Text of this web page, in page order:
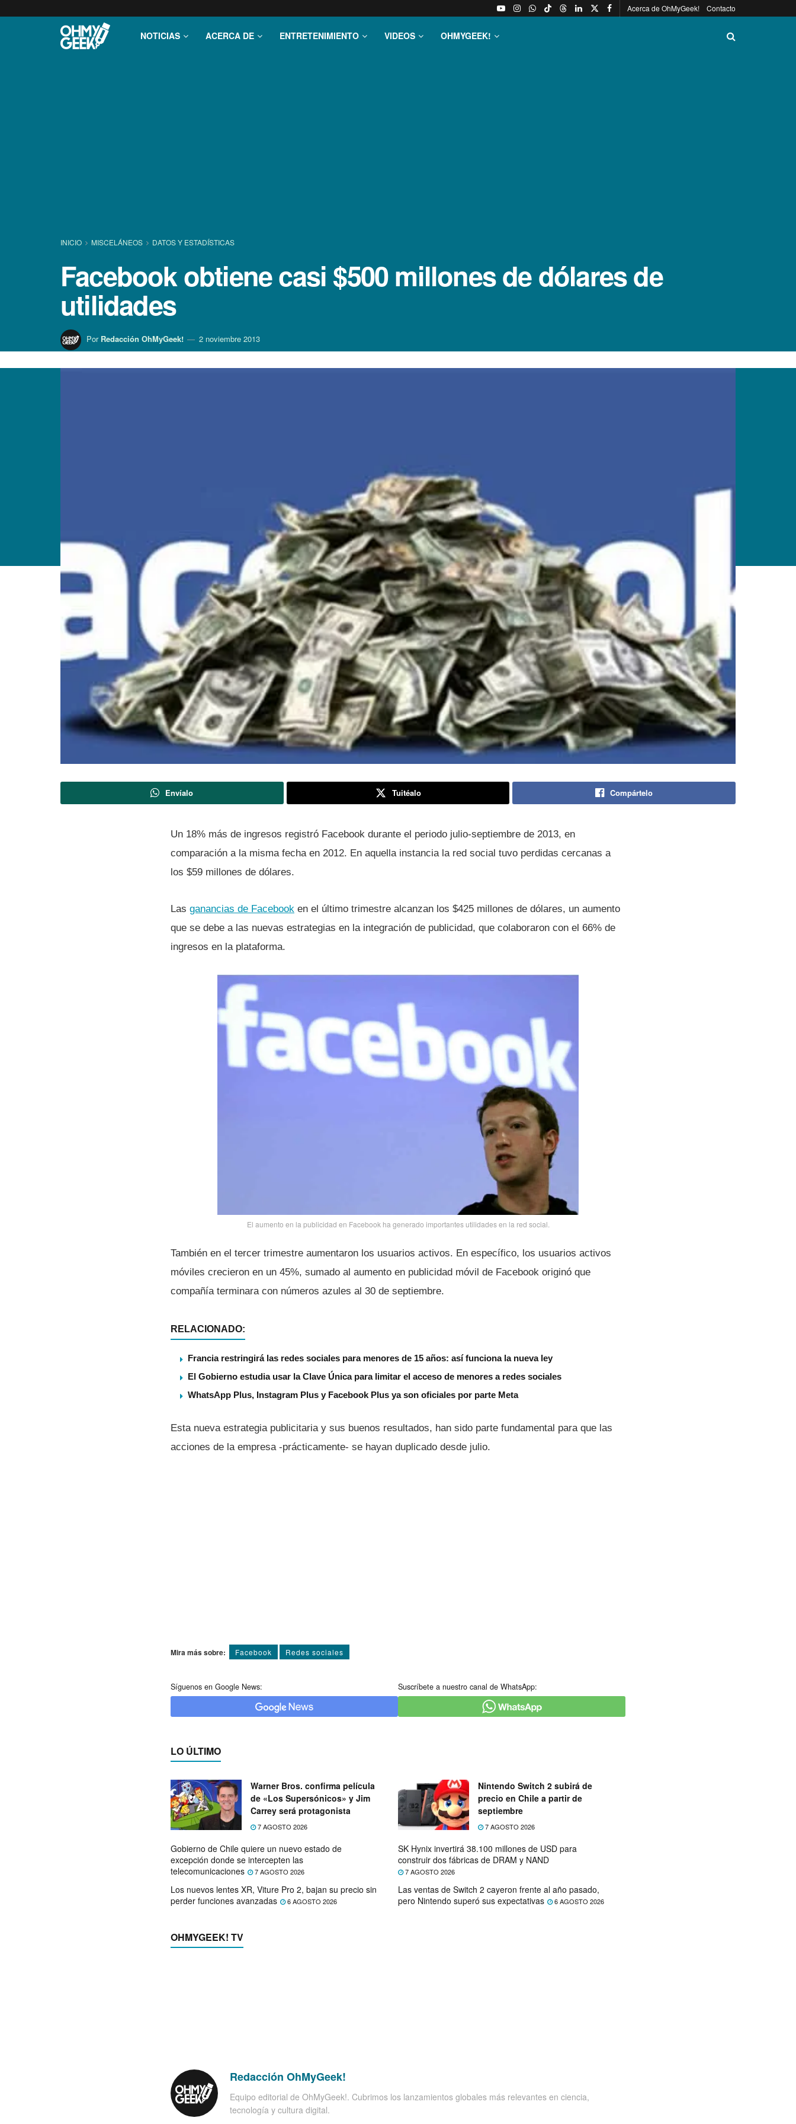
Acerca de OhMyGeek! Contacto
NOTICIAS ACERCA DE ENTRETENIMIENTO VIDEOS OHMYGEEK!
INICIO MISCELÁNEOS DATOS Y ESTADÍ­STICAS
Facebook obtiene casi $500 millones de dólares de
utilidades
Por Redacción OhMyGeek! 2 noviembre 2013
Envíalo Tuitéalo Compártelo
Un 18% más de ingresos registró Facebook durante el periodo julio-septiembre de 2013, en
comparación a la misma fecha en 2012. En aquella instancia la red social tuvo perdidas cercanas a
los $59 millones de dólares.
Las ganancias de Facebook en el último trimestre alcanzan los $425 millones de dólares, un aumento
que se debe a las nuevas estrategias en la integración de publicidad, que colaboraron con el 66% de
ingresos en la plataforma.
El aumento en la publicidad en Facebook ha generado importantes utilidades en la red social.
También en el tercer trimestre aumentaron los usuarios activos. En especí­fico, los usuarios activos
móviles crecieron en un 45%, sumado al aumento en publicidad móvil de Facebook originó que
compañí­a terminara con números azules al 30 de septiembre.
RELACIONADO:
Francia restringirá las redes sociales para menores de 15 años: así funciona la nueva ley
El Gobierno estudia usar la Clave Única para limitar el acceso de menores a redes sociales
WhatsApp Plus, Instagram Plus y Facebook Plus ya son oficiales por parte Meta
Esta nueva estrategia publicitaria y sus buenos resultados, han sido parte fundamental para que las
acciones de la empresa -prácticamente- se hayan duplicado desde julio.
Mira más sobre: Facebook Redes sociales
Síguenos en Google News: Suscríbete a nuestro canal de WhatsApp:
LO ÚLTIMO
Warner Bros. confirma película
de «Los Supersónicos» y Jim
Carrey será protagonista
7 AGOSTO 2026
Nintendo Switch 2 subirá de
precio en Chile a partir de
septiembre
7 AGOSTO 2026
Gobierno de Chile quiere un nuevo estado de
excepción donde se intercepten las
telecomunicaciones
7 AGOSTO 2026
SK Hynix invertirá 38.100 millones de USD para
construir dos fábricas de DRAM y NAND
7 AGOSTO 2026
Los nuevos lentes XR, Viture Pro 2, bajan su precio sin
perder funciones avanzadas
6 AGOSTO 2026
Las ventas de Switch 2 cayeron frente al año pasado,
pero Nintendo superó sus expectativas
6 AGOSTO 2026
OHMYGEEK! TV
Redacción OhMyGeek!
Equipo editorial de OhMyGeek!. Cubrimos los lanzamientos globales más relevantes en ciencia,
tecnología y cultura digital.